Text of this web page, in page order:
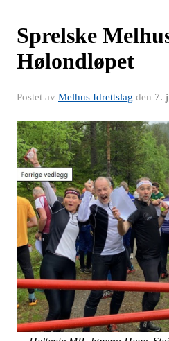
Sprelske
Hølondløpet
Postet av Melhus Idrettslag den 7.